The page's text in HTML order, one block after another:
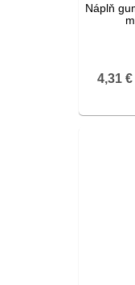
Náplň
4,31 €